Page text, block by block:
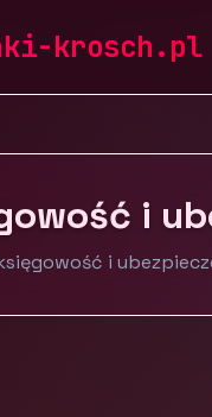
krosch.pl
firm Finanse,
i
i